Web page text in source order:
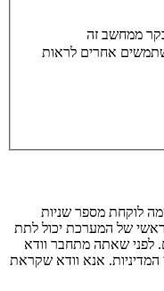
ממחשב זה
אחרים לראות
לוקחת מספר שניות
של המערכת יכול לתת
לפני שאתה מתחבר וודא
אנא וודא שקראת